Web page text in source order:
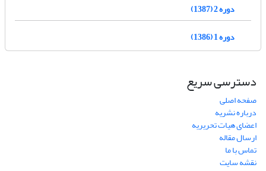
دوره 2 (1387)
دوره 1 (1386)
دسترسی سریع
صفحه اصلی
درباره نشریه
اعضای هیات تحریریه
ارسال مقاله
تماس با ما
نقشه سایت